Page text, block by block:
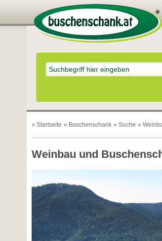
» Startseite » Buschenschank » Suche »
Weinbau und